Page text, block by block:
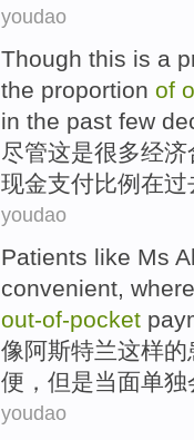
youdao
Though this is a
the proportion of
in the past few
尽管这是很多经济
现金支付比例 在过
youdao
Patients like Ms
convenient,
out-of-pocket
像阿斯特兰这样的
便 ， 但是当面单独
youdao